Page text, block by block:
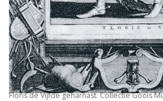
Floris de Vijfde geharnast. Collectie Goois